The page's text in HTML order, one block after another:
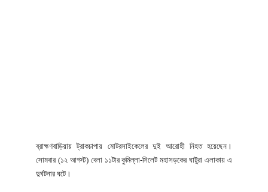
ব্রাহ্মণবাড়িয়ায় ট্রাকচাপায় মোটরসাইকেলের দুই আরোহী নিহত হয়েছেন।
সোমবার (১২ আগস্ট) বেলা ১১টার কুমিল্লা-সিলেট মহাসড়কের ঘাটুরা এলাকায় এ
দুর্ঘটনার ঘটে।